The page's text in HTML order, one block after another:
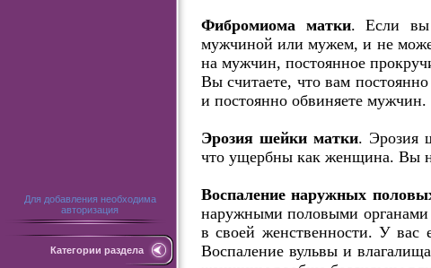
Для добавления необходима
авторизация
Категории раздела
Фибромиома матки. Если вы
мужчиной или мужем, и не
на мужчин, постоянное
Вы считаете, что вам
и постоянно обвиняете мужчин.
Эрозия шейки матки. Эрозия
что ущербны как женщина. Вы
Воспаление наружных
наружными половыми органами
в своей женственности. У вас
Воспаление вульвы и